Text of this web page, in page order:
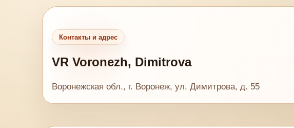
Контакты и адрес
VR Voronezh, Dimitrova
Воронежская обл., г. Воронеж, ул. Димитрова, д. 55